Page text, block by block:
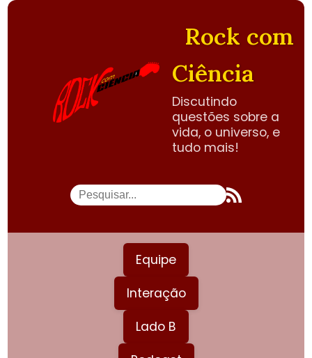
Rock com
Ciência
Discutindo
questões sobre a
vida, o universo, e
tudo mais!
Equipe
Interação
Lado B